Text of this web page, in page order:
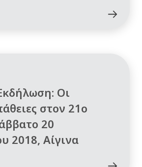
Οι
στον 21ο
20
2018, Αίγινα